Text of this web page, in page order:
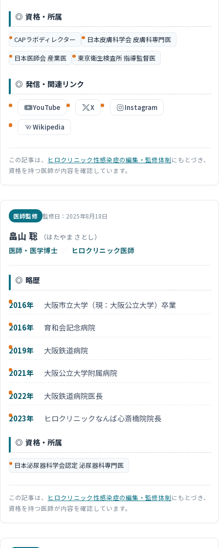
資格・所属
CAPラボディレクター
日本皮膚科学会 皮膚科専門医
日本医師会 産業医
東京衛生検査所 指導監督医
発信・関連リンク
YouTube X Instagram
Wikipedia
この記事は、 ヒロクリニック性感染症の編集・監修体制にもとづき、
資格を持つ医師が内容を確認しています。
医師監修 監修日：2025年8月18日
畠山 聡 （はたやま さとし）
医師・医学博士 ヒロクリニック医師
略歴
2016年 大阪市立大学（現：大阪公立大学）卒業
2016年 育和会記念病院
2019年 大阪鉄道病院
2021年 大阪公立大学附属病院
2022年 大阪鉄道病院医長
2023年 ヒロクリニックなんば心斎橋院院長
資格・所属
日本泌尿器科学会認定 泌尿器科専門医
この記事は、 ヒロクリニック性感染症の編集・監修体制にもとづき、
資格を持つ医師が内容を確認しています。